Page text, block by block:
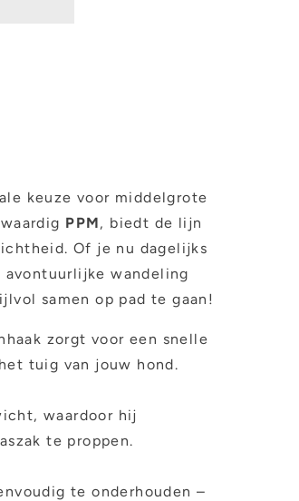
keuze voor middelgrote
PPM, biedt de lijn
Of je nu dagelijks
wandeling
samen op pad te gaan!
zorgt voor een snelle
tuig van jouw hond.
waardoor hij
te proppen.
te onderhouden –